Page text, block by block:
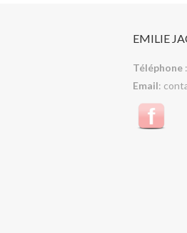
EMILIE
Téléphone
Email: